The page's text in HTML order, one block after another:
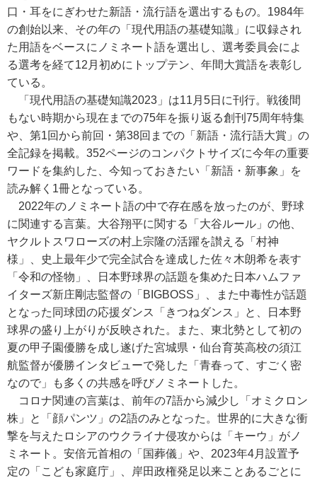
口・耳をにぎわせた新語・流行語を選出するもの。1984年
の創始以来、その年の「現代用語の基礎知識」に収録され
た用語をベースにノミネート語を選出し、選考委員会によ
る選考を経て12月初めにトップテン、年間大賞語を表彰し
ている。
「現代用語の基礎知識2023」は11月5日に刊行。戦後間
もない時期から現在までの75年を振り返る創刊75周年特集
や、第1回から前回・第38回までの「新語・流行語大賞」の
全記録を掲載。352ページのコンパクトサイズに今年の重要
ワードを集約した、今知っておきたい「新語・新事象」を
読み解く1冊となっている。
2022年のノミネート語の中で存在感を放ったのが、野球
に関連する言葉。大谷翔平に関する「大谷ルール」の他、
ヤクルトスワローズの村上宗隆の活躍を讃える「村神
様」、史上最年少で完全試合を達成した佐々木朗希を表す
「令和の怪物」、日本野球界の話題を集めた日本ハムファ
イターズ新庄剛志監督の「BIGBOSS」、また中毒性が話題
となった同球団の応援ダンス「きつねダンス」と、日本野
球界の盛り上がりが反映された。また、東北勢として初の
夏の甲子園優勝を成し遂げた宮城県・仙台育英高校の須江
航監督が優勝インタビューで発した「青春って、すごく密
なので」も多くの共感を呼びノミネートした。
コロナ関連の言葉は、前年の7語から減少し「オミクロン
株」と「顔パンツ」の2語のみとなった。世界的に大きな衝
撃を与えたロシアのウクライナ侵攻からは「キーウ」がノ
ミネート。安倍元首相の「国葬儀」や、2023年4月設置予
定の「こども家庭庁」、岸田政権発足以来ことあるごとに